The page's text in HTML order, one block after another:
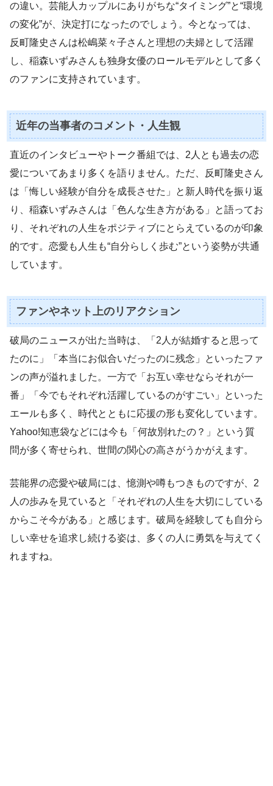
の違い。芸能人カップルにありがちな“タイミング”と“環境
の変化”が、決定打になったのでしょう。今となっては、
反町隆史さんは松嶋菜々子さんと理想の夫婦として活躍
し、稲森いずみさんも独身女優のロールモデルとして多く
のファンに支持されています。
近年の当事者のコメント・人生観
直近のインタビューやトーク番組では、2人とも過去の恋
愛についてあまり多くを語りません。ただ、反町隆史さん
は「悔しい経験が自分を成長させた」と新人時代を振り返
り、稲森いずみさんは「色んな生き方がある」と語ってお
り、それぞれの人生をポジティブにとらえているのが印象
的です。恋愛も人生も“自分らしく歩む”という姿勢が共通
しています。
ファンやネット上のリアクション
破局のニュースが出た当時は、「2人が結婚すると思って
たのに」「本当にお似合いだったのに残念」といったファ
ンの声が溢れました。一方で「お互い幸せならそれが一
番」「今でもそれぞれ活躍しているのがすごい」といった
エールも多く、時代とともに応援の形も変化しています。
Yahoo!知恵袋などには今も「何故別れたの？」という質
問が多く寄せられ、世間の関心の高さがうかがえます。
芸能界の恋愛や破局には、憶測や噂もつきものですが、2
人の歩みを見ていると「それぞれの人生を大切にしている
からこそ今がある」と感じます。破局を経験しても自分ら
しい幸せを追求し続ける姿は、多くの人に勇気を与えてく
れますね。